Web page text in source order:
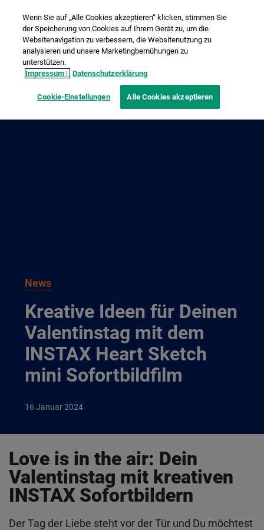
News
Kreative Ideen für Deinen
Valentinstag mit dem
INSTAX Heart Sketch
mini Sofortbildfilm
16 Januar2024
Love is in the air: Dein
Valentinstag mit kreativen
INSTAX Sofortbildern
Der Tag der Liebe steht vor der Tür und Du möchtest
Wenn Sie auf „Alle Cookies akzeptieren“ klicken, stimmen Sie
der Speicherung von Cookies auf Ihrem Gerät zu, um die
Websitenavigation zu verbessern, die Websitenutzung zu
analysieren und unsere Marketingbemühungen zu
unterstützen.
Impressum | Datenschutzerklärung
Cookie-Einstellungen Alle Cookies akzeptieren